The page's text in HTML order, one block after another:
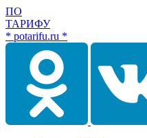
ПО
ТАРИФУ
* potarifu.ru *